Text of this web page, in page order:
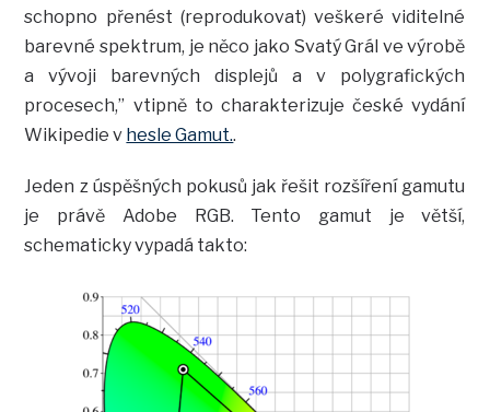
schopno přenést (reprodukovat) veškeré viditelné
barevné spektrum, je něco jako Svatý Grál ve výrobě
a vývoji barevných displejů a v polygrafických
procesech,” vtipně to charakterizuje české vydání
Wikipedie v hesle Gamut..
Jeden z úspěšných pokusů jak řešit rozšíření gamutu
je právě Adobe RGB. Tento gamut je větší,
schematicky vypadá takto: